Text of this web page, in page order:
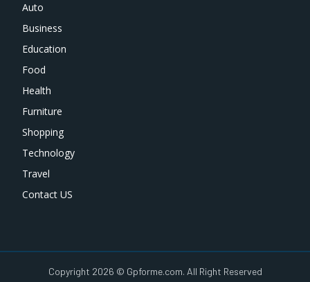
Auto
Business
Education
Food
Health
Furniture
Shopping
Technology
Travel
Contact US
Copyright 2026 © Gpforme.com. All Right Reserved